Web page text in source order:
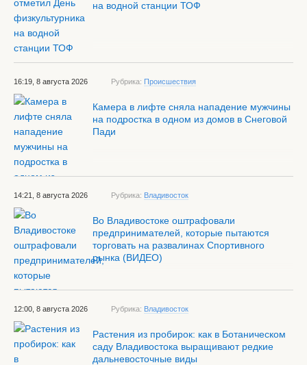
на водной станции ТОФ
16:19, 8 августа 2026 Рубрика: Происшествия
Камера в лифте сняла нападение мужчины
на подростка в одном из домов в Снеговой
Пади
14:21, 8 августа 2026 Рубрика: Владивосток
Во Владивостоке оштрафовали
предпринимателей, которые пытаются
торговать на развалинах Спортивного
рынка (ВИДЕО)
12:00, 8 августа 2026 Рубрика: Владивосток
Растения из пробирок: как в Ботаническом
саду Владивостока выращивают редкие
дальневосточные виды